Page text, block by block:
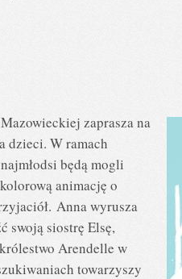
zaprasza na
dzieci. W ramach
będą mogli
animację o
Anna wyrusza
swoją siostrę Elsę,
Arendelle w
towarzyszy